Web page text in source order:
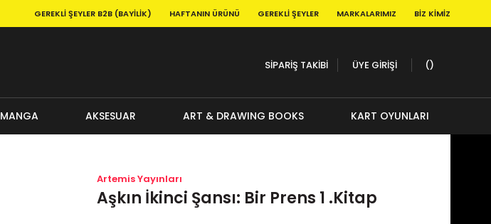
GEREKLI ŞEYLER B2B (BAYILIK) HAFTANIN ÜRÜNÜ GEREKLI ŞEYLER MARKALARIMIZ BIZ KIMIZ
SİPARİŞ TAKİBİ ÜYE GİRİŞİ
MANGA AKSESUAR ART & DRAWING BOOKS KART OYUNLARI
Artemis Yayınları
Aşkın İkinci Şansı: Bir Prens 1 .Kitap